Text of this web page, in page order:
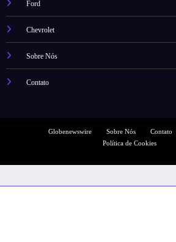
Ford
Chevrolet
Sobre Nós
Contato
Globenewswire Sobre Nós Contato
Política de Cookies